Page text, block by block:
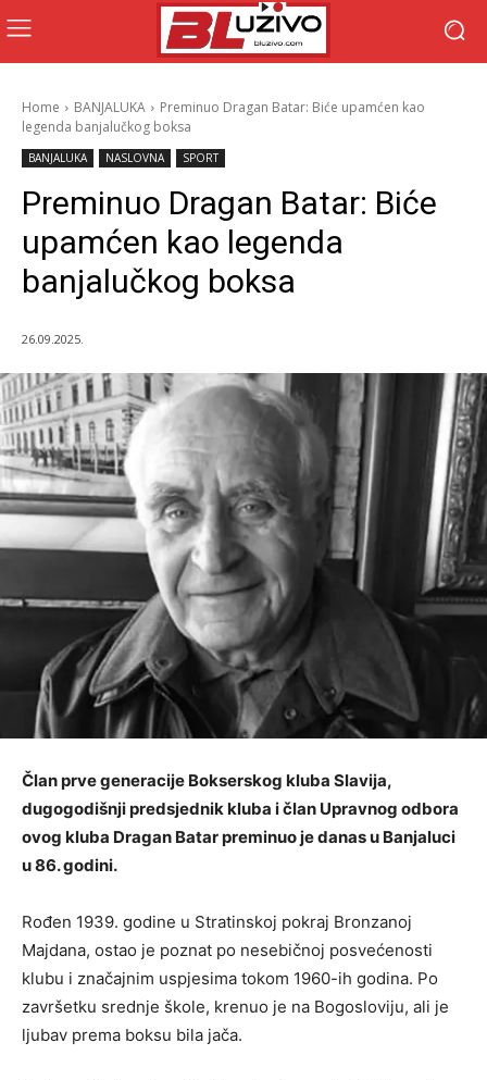
Home BANJALUKA
Preminuo Dragan Batar: Biće upamćen kao
legenda banjalučkog boksa
BANJALUKA NASLOVNA SPORT
Preminuo Dragan Batar: Biće
upamćen kao legenda
banjalučkog boksa
26.09.2025.
Član prve generacije Bokserskog kluba Slavija,
dugogodišnji predsjednik kluba i član Upravnog odbora
ovog kluba Dragan Batar preminuo je danas u Banjaluci
u 86. godini.
Rođen 1939. godine u Stratinskoj pokraj Bronzanoj
Majdana, ostao je poznat po nesebičnoj posvećenosti
klubu i značajnim uspjesima tokom 1960-ih godina. Po
završetku srednje škole, krenuo je na Bogosloviju, ali je
ljubav prema boksu bila jača.